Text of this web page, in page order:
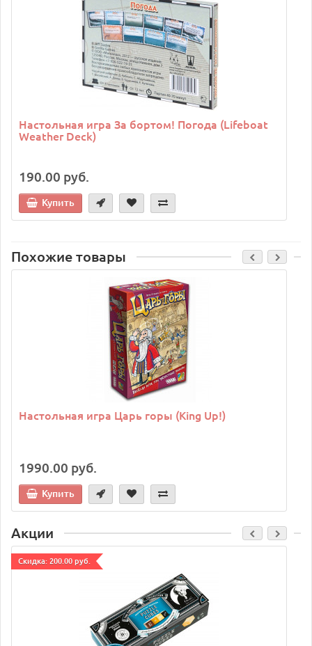
Настольная игра За бортом! Погода (Lifeboat
Weather Deck)
190.00 руб.
Купить
Похожие товары
Настольная игра Царь горы (King Up!)
1990.00 руб.
Купить
Акции
Cкидка: 200.00 руб.